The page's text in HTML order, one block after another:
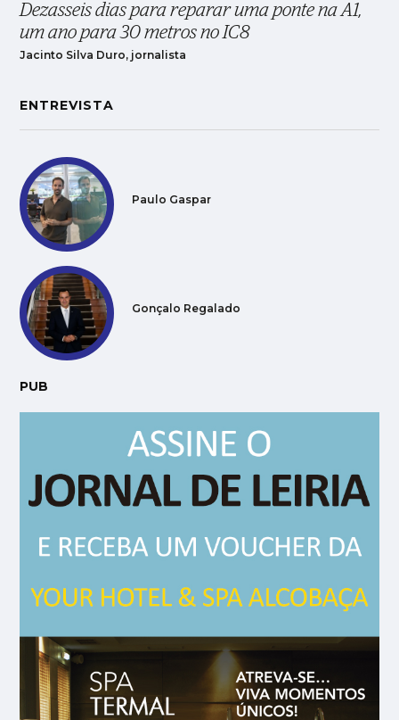
Dezasseis dias para reparar uma ponte na A1,
um ano para 30 metros no IC8
Jacinto Silva Duro, jornalista
ENTREVISTA
Paulo Gaspar
Gonçalo Regalado
PUB